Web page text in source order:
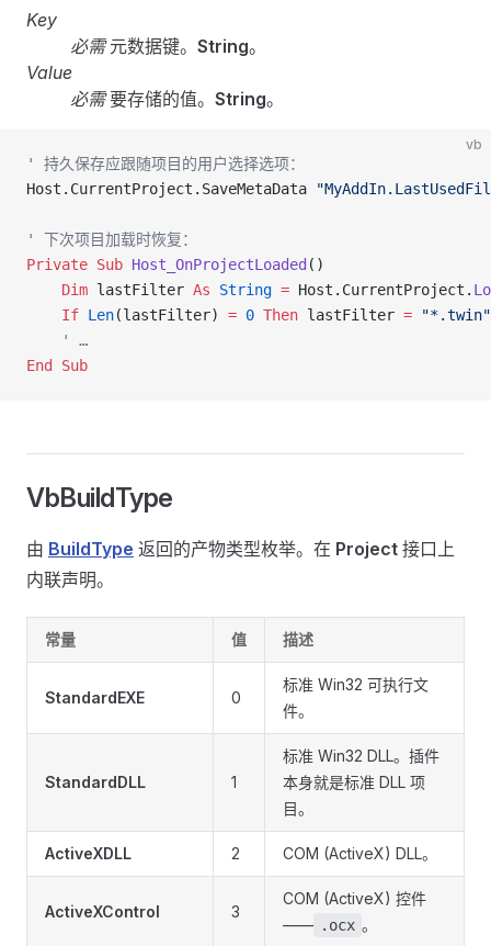
Key
必需元数据键。 String。
Value
必需要存储的值。 String。
vb
' 持久保存应跟随项目的用户选择选项：
Host.CurrentProject.SaveMetaData
' 下次项目加载时恢复：
Private Sub Host_OnProjectLoaded ()
    Dim
lastFilter As String = Host.CurrentProject.
    If
Len(lastFilter) = 0 Then lastFilter = "*.twin"
    ' …
End Sub
VbBuildType
由 BuildType 返回的产物类型枚举。在 Project 接口上
内联声明。
常量 值 描述
StandardEXE 0
标准 Win32 可执行文
件。
StandardDLL 1
标准 Win32 DLL。插件
本身就是标准 DLL 项
目。
ActiveXDLL 2 COM (ActiveX) DLL。
ActiveXControl 3
COM (ActiveX) 控件
—— .ocx 。